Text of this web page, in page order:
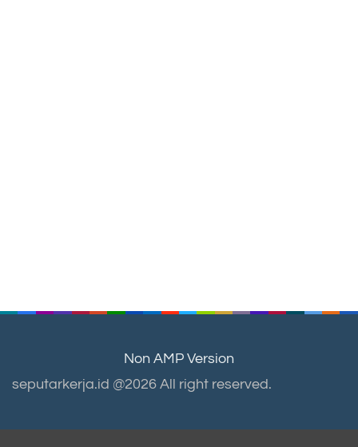
Non AMP Version
seputarkerja.id @2026 All right reserved.